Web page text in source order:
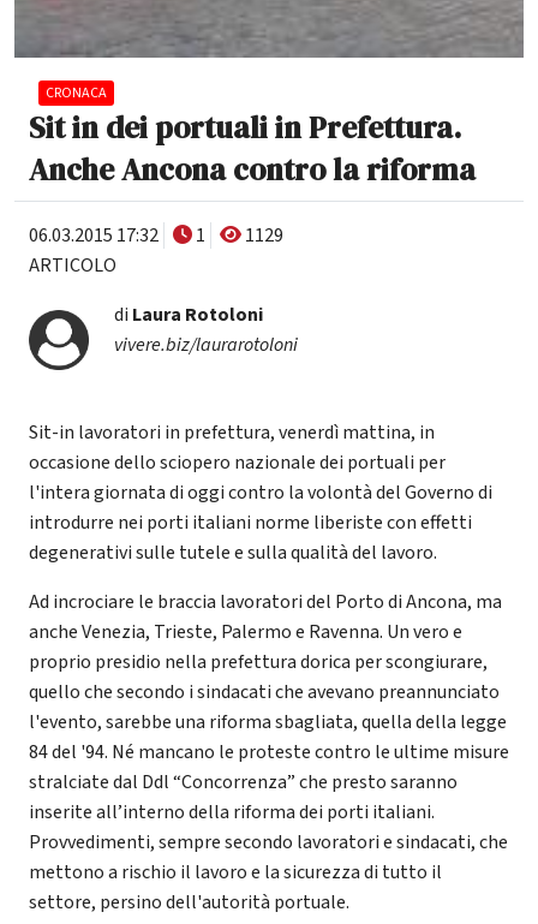
CRONACA
Sit in dei portuali in Prefettura.
Anche Ancona contro la riforma
06.03.2015 17:32 1
1129
ARTICOLO
di Laura Rotoloni
vivere.biz/laurarotoloni
Sit-in lavoratori in prefettura, venerdì mattina, in
occasione dello sciopero nazionale dei portuali per
l'intera giornata di oggi contro la volontà del Governo di
introdurre nei porti italiani norme liberiste con effetti
degenerativi sulle tutele e sulla qualità del lavoro.
Ad incrociare le braccia lavoratori del Porto di Ancona, ma
anche Venezia, Trieste, Palermo e Ravenna. Un vero e
proprio presidio nella prefettura dorica per scongiurare,
quello che secondo i sindacati che avevano preannunciato
l'evento, sarebbe una riforma sbagliata, quella della legge
84 del '94. Né mancano le proteste contro le ultime misure
stralciate dal Ddl “Concorrenza” che presto saranno
inserite all’interno della riforma dei porti italiani.
Provvedimenti, sempre secondo lavoratori e sindacati, che
mettono a rischio il lavoro e la sicurezza di tutto il
settore, persino dell'autorità portuale.